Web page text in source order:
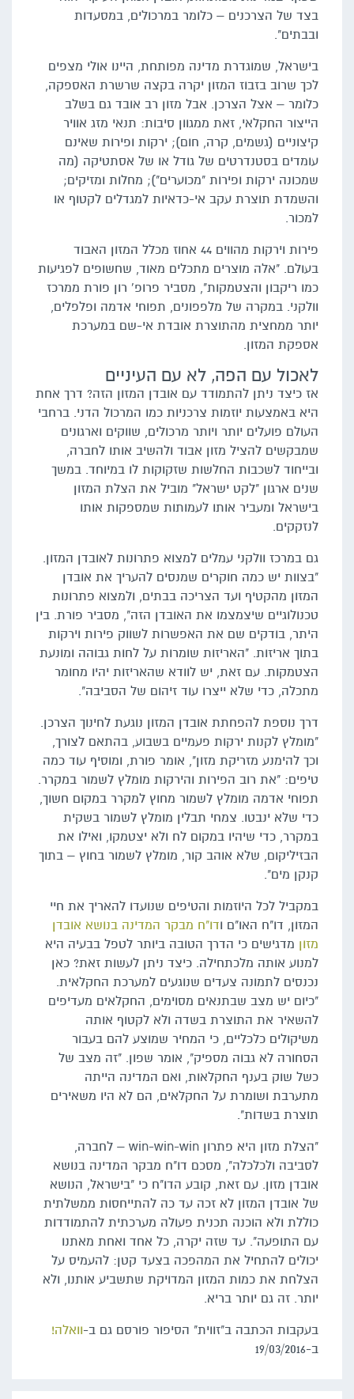
בצד של הצרכנים – כלומר במרכולים, במסעדות
ובבתים".
בישראל, שמוגדרת מדינה מפותחת, היינו אולי מצפים
לכך שרוב בזבוז המזון יקרה בקצה שרשרת האספקה,
כלומר – אצל הצרכן. אבל מזון רב אובד גם בשלב
הייצור החקלאי, זאת ממגוון סיבות: תנאי מזג אוויר
קיצוניים (גשמים, קרה, חום); ירקות ופירות שאינם
עומדים בסטנדרטים של גודל או של אסתטיקה (מה
שמכונה ירקות ופירות "מכוערים"); מחלות ומזיקים;
והשמדת תוצרת עקב אי-כדאיות למגדלים לקטוף או
למכור.
פירות וירקות מהווים 44 אחוז מכלל המזון האבוד
בעולם. "אלה מוצרים מתכלים מאוד, שחשופים לפגיעות
כמו ריקבון והצטמקות", מסביר פרופ' רון פורת ממרכז
וולקני. במקרה של מלפפונים, תפוחי אדמה ופלפלים,
יותר ממחצית מהתוצרת אובדת אי-שם במערכת
אספקת המזון.
לאכול עם הפה, לא עם העיניים
אז כיצד ניתן להתמודד עם אובדן המזון הזה? דרך אחת
היא באמצעות יוזמות צרכניות כמו המרכול הדני. ברחבי
העולם פועלים יותר ויותר מרכולים, שווקים וארגונים
שמבקשים להציל מזון אבוד ולהשיב אותו לחברה,
ובייחוד לשכבות החלשות שזקוקות לו במיוחד. במשך
שנים ארגון "לקט ישראל" מוביל את הצלת המזון
בישראל ומעביר אותו לעמותות שמספקות אותו
לנזקקים.
גם במרכז וולקני עמלים למצוא פתרונות לאובדן המזון.
"בצוות יש כמה חוקרים שמנסים להעריך את אובדן
המזון מהקטיף ועד הצריכה בבתים, ולמצוא פתרונות
טכנולוגיים שיצמצמו את האובדן הזה", מסביר פורת. בין
היתר, בודקים שם את האפשרות לשווק פירות וירקות
בתוך אריזות. "האריזות שומרות על לחות גבוהה ומונעת
הצטמקות. עם זאת, יש לוודא שהאריזות יהיו מחומר
מתכלה, כדי שלא ייצרו עוד זיהום של הסביבה".
דרך נוספת להפחתת אובדן המזון נוגעת לחינוך הצרכן.
"מומלץ לקנות ירקות פעמיים בשבוע, בהתאם לצורך,
וכך להימנע מזריקת מזון", אומר פורת, ומוסיף עוד כמה
טיפים: "את רוב הפירות והירקות מומלץ לשמור במקרר.
תפוחי אדמה מומלץ לשמור מחוץ למקרר במקום חשוך,
כדי שלא ינבטו. צמחי תבלין מומלץ לשמור בשקית
במקרר, כדי שיהיו במקום לח ולא יצטמקו, ואילו את
הבזיליקום, שלא אוהב קור, מומלץ לשמור בחוץ – בתוך
קנקן מים".
במקביל לכל היוזמות והטיפים שנועדו להאריך את חיי
המזון, דו"ח האו"ם ודו"ח מבקר המדינה בנושא אובדן
מזון מדגישים כי הדרך הטובה ביותר לטפל בבעיה היא
למנוע אותה מלכתחילה. כיצד ניתן לעשות זאת? כאן
נכנסים לתמונה צעדים שנוגעים למערכת החקלאית.
"כיום יש מצב שבתנאים מסוימים, החקלאים מעדיפים
להשאיר את התוצרת בשדה ולא לקטוף אותה
משיקולים כלכליים, כי המחיר שמוצע להם בעבור
הסחורה לא גבוה מספיק", אומר שפון. "זה מצב של
כשל שוק בענף החקלאות, ואם המדינה הייתה
מתערבת ושומרת על החקלאים, הם לא היו משאירים
תוצרת בשדות".
"הצלת מזון היא פתרון win-win-win – לחברה,
לסביבה ולכלכלה", מסכם דו"ח מבקר המדינה בנושא
אובדן מזון. עם זאת, קובע הדו"ח כי "בישראל, הנושא
של אובדן המזון לא זכה עד כה להתייחסות ממשלתית
כוללת ולא הוכנה תכנית פעולה מערכתית להתמודדות
עם התופעה". עד שזה יקרה, כל אחד ואחת מאתנו
יכולים להתחיל את המהפכה בצעד קטן: להעמיס על
הצלחת את כמות המזון המדויקת שתשביע אותנו, ולא
יותר. זה גם יותר בריא.
בעקבות הכתבה ב"זווית" הסיפור פורסם גם ב-וואלה!
ב-19/03/2016